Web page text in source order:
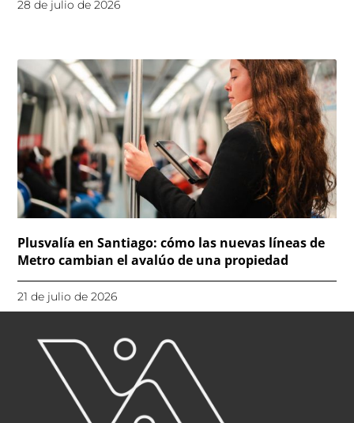
28 de julio de 2026
Plusvalía en Santiago: cómo las nuevas líneas de
Metro cambian el avalúo de una propiedad
21 de julio de 2026